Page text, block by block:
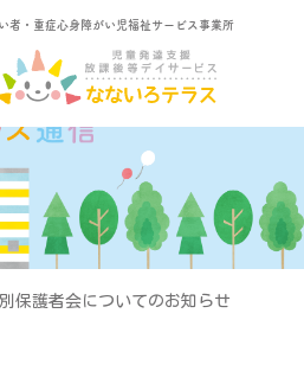
者・重症心身障がい児福祉サービス事業所
保護者会についてのお知らせ